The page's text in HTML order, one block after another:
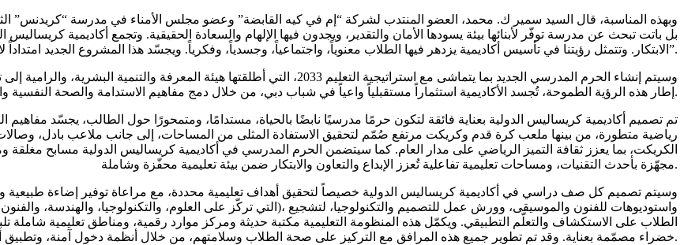
وبهذه المناسبة، قال السيد سمير ك. محمد، العضو المنتدب لشركة “إم في كيه القابضة” وعضو مجلس الأمناء في مدرسة “كريدنس”
بل باتت تبحث عن مدرسة توفّر لأبنائها بيئة يسودها الأمان والتقدير، ويجدون فيها الإلهام والسعادة الحقيقية. وتجمع أكاديمية كريساليس
الابتكار. وتتمثل رؤيتنا في تأسيس أكاديمية يزدهر فيها الطلاب معنوياً، واجتماعياً، وجسدياً، وفكرياً. ويجسّد هذا المشروع الجديد امتداداً لالتزامنا المتواصل بتقديم تعليم عالي الجودة في دولة الإمارات”.
وسيتم إنشاء الحرم المدرسي الجديد بما يتماشى مع استراتيجية التعليم 2033، التي أطلقتها
إطار هذه الرؤية الطموحة، تُجسد الأكاديمية استثماراً مستقبلياً واعياً في شباب دبي، من خلال دمج مفاهيم الاستدامة والصحة النفسية والشمولية في جميع جوانب العملية التعليمية.
تم تصميم أكاديمية كريساليس الدولية بعناية فائقة لتكون حرمًا مدرسيًا نابضًا بالحياة، مستدامًا، ومتمحورًا حول الطالب، يجسّد
رياضية متطورة، من بينها ملعب كرة قدم وكريكت مرتفع صُمّم لتحقيق الاستفادة المثلى من المساحات، إلى جانب ملاعب بادل، وصالات
الكريكت، بما يعزز ثقافة التميز الرياضي على مدار العام. كما سيتضمن الحرم المدرسي في أكاديمية كريساليس الدولية مسابح
مجهّزة بأحدث التقنيات، ومساحات تعليمية تفاعلية تُعزز الإبداع والتعاون والابتكار ضمن بيئة تعليمية محفّزة وشاملة.
وسيتم تصميم كل صف دراسي في أكاديمية كريساليس الدولية خصيصاً لتحقيق أهداف تعليمية محددة، مع مراعاة توفير إضاءة طبيعية
الطلاب على الاستكشاف والتعلّم التطبيقي. ويكمّل هذه المنظومة التعليمية مكتبة حديثة ومركز موارد رقمية، ومناطق تعليمية
خضراء مصمّمة بعناية. وقد تم تطوير جميع هذه المرافق مع التركيز على صحة الطلاب وسلامتهم، من خلال أنظمة دخول آمنة، وتطبيق أعلى معايير السلامة من الحرائق على مستوى عالمي.